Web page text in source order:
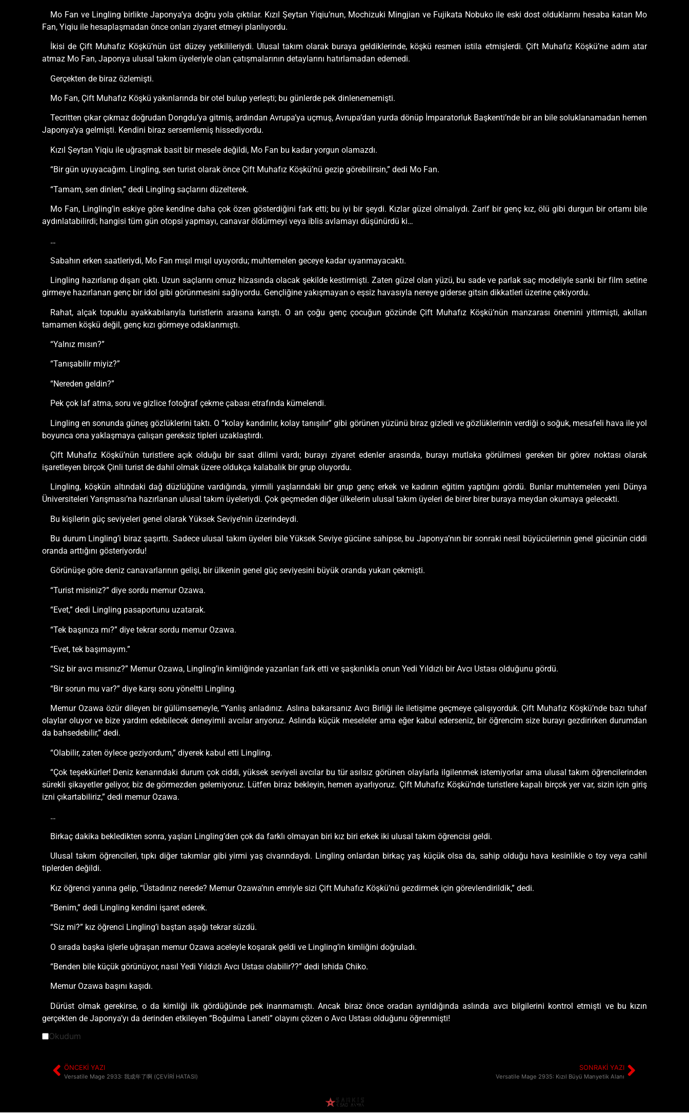
Mo Fan ve Lingling birlikte Japonya’ya doğru yola çıktılar. Kızıl Şeytan Yiqiu’nun, Mochizuki Mingjian ve Fujikata Nobuko ile eski dost olduklarını hesaba katan Mo
Fan, Yiqiu ile hesaplaşmadan önce onları ziyaret etmeyi planlıyordu.
İkisi de Çift Muhafız Köşkü’nün üst düzey yetkilileriydi. Ulusal takım olarak buraya geldiklerinde, köşkü resmen istila etmişlerdi. Çift Muhafız Köşkü’ne adım atar
atmaz Mo Fan, Japonya ulusal takım üyeleriyle olan çatışmalarının detaylarını hatırlamadan edemedi.
Gerçekten de biraz özlemişti.
Mo Fan, Çift Muhafız Köşkü yakınlarında bir otel bulup yerleşti; bu günlerde pek dinlenememişti.
Tecritten çıkar çıkmaz doğrudan Dongdu’ya gitmiş, ardından Avrupa’ya uçmuş, Avrupa’dan yurda dönüp İmparatorluk Başkenti’nde bir an bile soluklanamadan hemen
Japonya’ya gelmişti. Kendini biraz sersemlemiş hissediyordu.
Kızıl Şeytan Yiqiu ile uğraşmak basit bir mesele değildi, Mo Fan bu kadar yorgun olamazdı.
“Bir gün uyuyacağım. Lingling, sen turist olarak önce Çift Muhafız Köşkü’nü gezip görebilirsin,” dedi Mo Fan.
“Tamam, sen dinlen,” dedi Lingling saçlarını düzelterek.
Mo Fan, Lingling’in eskiye göre kendine daha çok özen gösterdiğini fark etti; bu iyi bir şeydi. Kızlar güzel olmalıydı. Zarif bir genç kız, ölü gibi durgun bir ortamı bile
aydınlatabilirdi; hangisi tüm gün otopsi yapmayı, canavar öldürmeyi veya iblis avlamayı düşünürdü ki…
…
Sabahın erken saatleriydi, Mo Fan mışıl mışıl uyuyordu; muhtemelen geceye kadar uyanmayacaktı.
Lingling hazırlanıp dışarı çıktı. Uzun saçlarını omuz hizasında olacak şekilde kestirmişti. Zaten güzel olan yüzü, bu sade ve parlak saç modeliyle sanki bir film setine
girmeye hazırlanan genç bir idol gibi görünmesini sağlıyordu. Gençliğine yakışmayan o eşsiz havasıyla nereye giderse gitsin dikkatleri üzerine çekiyordu.
Rahat, alçak topuklu ayakkabılarıyla turistlerin arasına karıştı. O an çoğu genç çocuğun gözünde Çift Muhafız Köşkü’nün manzarası önemini yitirmişti, akılları
tamamen köşkü değil, genç kızı görmeye odaklanmıştı.
“Yalnız mısın?”
“Tanışabilir miyiz?”
“Nereden geldin?”
Pek çok laf atma, soru ve gizlice fotoğraf çekme çabası etrafında kümelendi.
Lingling en sonunda güneş gözlüklerini taktı. O “kolay kandırılır, kolay tanışılır” gibi görünen yüzünü biraz gizledi ve gözlüklerinin verdiği o soğuk, mesafeli hava ile yol
boyunca ona yaklaşmaya çalışan gereksiz tipleri uzaklaştırdı.
Çift Muhafız Köşkü’nün turistlere açık olduğu bir saat dilimi vardı; burayı ziyaret edenler arasında, burayı mutlaka görülmesi gereken bir görev noktası olarak
işaretleyen birçok Çinli turist de dahil olmak üzere oldukça kalabalık bir grup oluyordu.
Lingling, köşkün altındaki dağ düzlüğüne vardığında, yirmili yaşlarındaki bir grup genç erkek ve kadının eğitim yaptığını gördü. Bunlar muhtemelen yeni Dünya
Üniversiteleri Yarışması’na hazırlanan ulusal takım üyeleriydi. Çok geçmeden diğer ülkelerin ulusal takım üyeleri de birer birer buraya meydan okumaya gelecekti.
Bu kişilerin güç seviyeleri genel olarak Yüksek Seviye’nin üzerindeydi.
Bu durum Lingling’i biraz şaşırttı. Sadece ulusal takım üyeleri bile Yüksek Seviye gücüne sahipse, bu Japonya’nın bir sonraki nesil büyücülerinin genel gücünün ciddi
oranda arttığını gösteriyordu!
Görünüşe göre deniz canavarlarının gelişi, bir ülkenin genel güç seviyesini büyük oranda yukarı çekmişti.
“Turist misiniz?” diye sordu memur Ozawa.
“Evet,” dedi Lingling pasaportunu uzatarak.
“Tek başınıza mı?” diye tekrar sordu memur Ozawa.
“Evet, tek başımayım.”
“Siz bir avcı mısınız?” Memur Ozawa, Lingling’in kimliğinde yazanları fark etti ve şaşkınlıkla onun Yedi Yıldızlı bir Avcı Ustası olduğunu gördü.
“Bir sorun mu var?” diye karşı soru yöneltti Lingling.
Memur Ozawa özür dileyen bir gülümsemeyle, “Yanlış anladınız. Aslına bakarsanız Avcı Birliği ile iletişime geçmeye çalışıyorduk. Çift Muhafız Köşkü’nde bazı tuhaf
olaylar oluyor ve bize yardım edebilecek deneyimli avcılar arıyoruz. Aslında küçük meseleler ama eğer kabul ederseniz, bir öğrencim size burayı gezdirirken durumdan
da bahsedebilir,” dedi.
“Olabilir, zaten öylece geziyordum,” diyerek kabul etti Lingling.
“Çok teşekkürler! Deniz kenarındaki durum çok ciddi, yüksek seviyeli avcılar bu tür asılsız görünen olaylarla ilgilenmek istemiyorlar ama ulusal takım öğrencilerinden
sürekli şikayetler geliyor, biz de görmezden gelemiyoruz. Lütfen biraz bekleyin, hemen ayarlıyoruz. Çift Muhafız Köşkü’nde turistlere kapalı birçok yer var, sizin için giriş
izni çıkartabiliriz,” dedi memur Ozawa.
…
Birkaç dakika bekledikten sonra, yaşları Lingling’den çok da farklı olmayan biri kız biri erkek iki ulusal takım öğrencisi geldi.
Ulusal takım öğrencileri, tıpkı diğer takımlar gibi yirmi yaş civarındaydı. Lingling onlardan birkaç yaş küçük olsa da, sahip olduğu hava kesinlikle o toy veya cahil
tiplerden değildi.
Kız öğrenci yanına gelip, “Üstadınız nerede? Memur Ozawa’nın emriyle sizi Çift Muhafız Köşkü’nü gezdirmek için görevlendirildik,” dedi.
“Benim,” dedi Lingling kendini işaret ederek.
“Siz mi?” kız öğrenci Lingling’i baştan aşağı tekrar süzdü.
O sırada başka işlerle uğraşan memur Ozawa aceleyle koşarak geldi ve Lingling’in kimliğini doğruladı.
“Benden bile küçük görünüyor, nasıl Yedi Yıldızlı Avcı Ustası olabilir??” dedi Ishida Chiko.
Memur Ozawa başını kaşıdı.
Dürüst olmak gerekirse, o da kimliği ilk gördüğünde pek inanmamıştı. Ancak biraz önce oradan ayrıldığında aslında avcı bilgilerini kontrol etmişti ve bu kızın
gerçekten de Japonya’yı da derinden etkileyen “Boğulma Laneti” olayını çözen o Avcı Ustası olduğunu öğrenmişti!
Okudum
ÖNCEKI YAZI
Versatile Mage 2933: 我成年了啊 (ÇEVİRİ HATASI)
SONRAKI YAZI
Versatile Mage 2935: Kızıl Büyü Manyetik Alanı